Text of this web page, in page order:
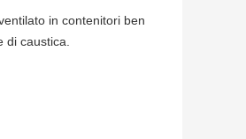
in contenitori ben
di caustica.